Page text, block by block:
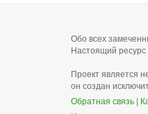
Обо всех
Настоящий
Проект является
он создан
Обратная связь |